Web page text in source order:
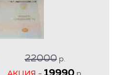
22000р.
19990